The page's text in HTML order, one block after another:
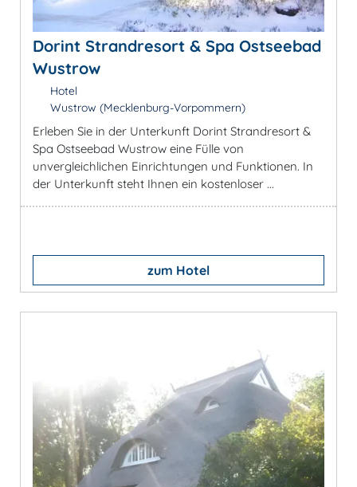
Dorint Strandresort & Spa Ostseebad
Wustrow
Hotel
Wustrow (Mecklenburg-Vorpommern)
Erleben Sie in der Unterkunft Dorint Strandresort &
Spa Ostseebad Wustrow eine Fülle von
unvergleichlichen Einrichtungen und Funktionen. In
der Unterkunft steht Ihnen ein kostenloser ...
zum Hotel